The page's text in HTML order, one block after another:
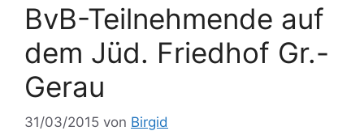
BvB-Teilnehmende auf
dem Jüd. Friedhof Gr.-
Gerau
31/03/2015 von Birgid